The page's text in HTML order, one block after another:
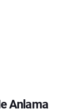
Anlama